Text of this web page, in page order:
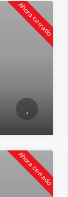
Ahora cerrado
Ahora cerrado